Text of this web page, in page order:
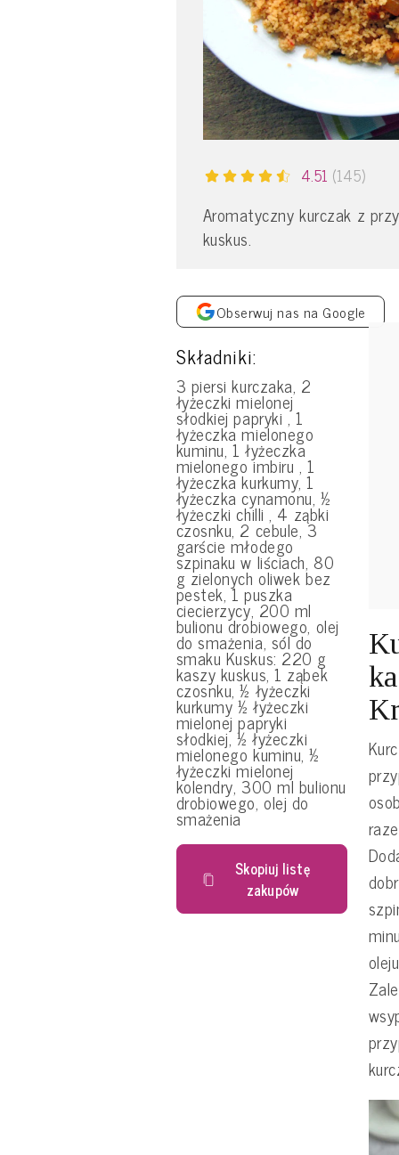
4.51 (145)
Aromatyczny kurczak z
kuskus.
Obserwuj nas na Google
Składniki:
3 piersi kurczaka, 2
łyżeczki mielonej
słodkiej papryki , 1
łyżeczka mielonego
kuminu, 1 łyżeczka
mielonego imbiru , 1
łyżeczka kurkumy, 1
łyżeczka cynamonu, ½
łyżeczki chilli , 4 ząbki
czosnku, 2 cebule, 3
garście młodego
szpinaku w liściach, 80
g zielonych oliwek bez
pestek, 1 puszka
ciecierzycy, 200 ml
bulionu drobiowego, olej
do smażenia, sól do
smaku Kuskus: 220 g
kaszy kuskus, 1 ząbek
czosnku, ½ łyżeczki
kurkumy ½ łyżeczki
mielonej papryki
słodkiej, ½ łyżeczki
mielonego kuminu, ½
łyżeczki mielonej
kolendry, 300 ml bulionu
drobiowego, olej do
smażenia
Skopiuj listę
zakupów